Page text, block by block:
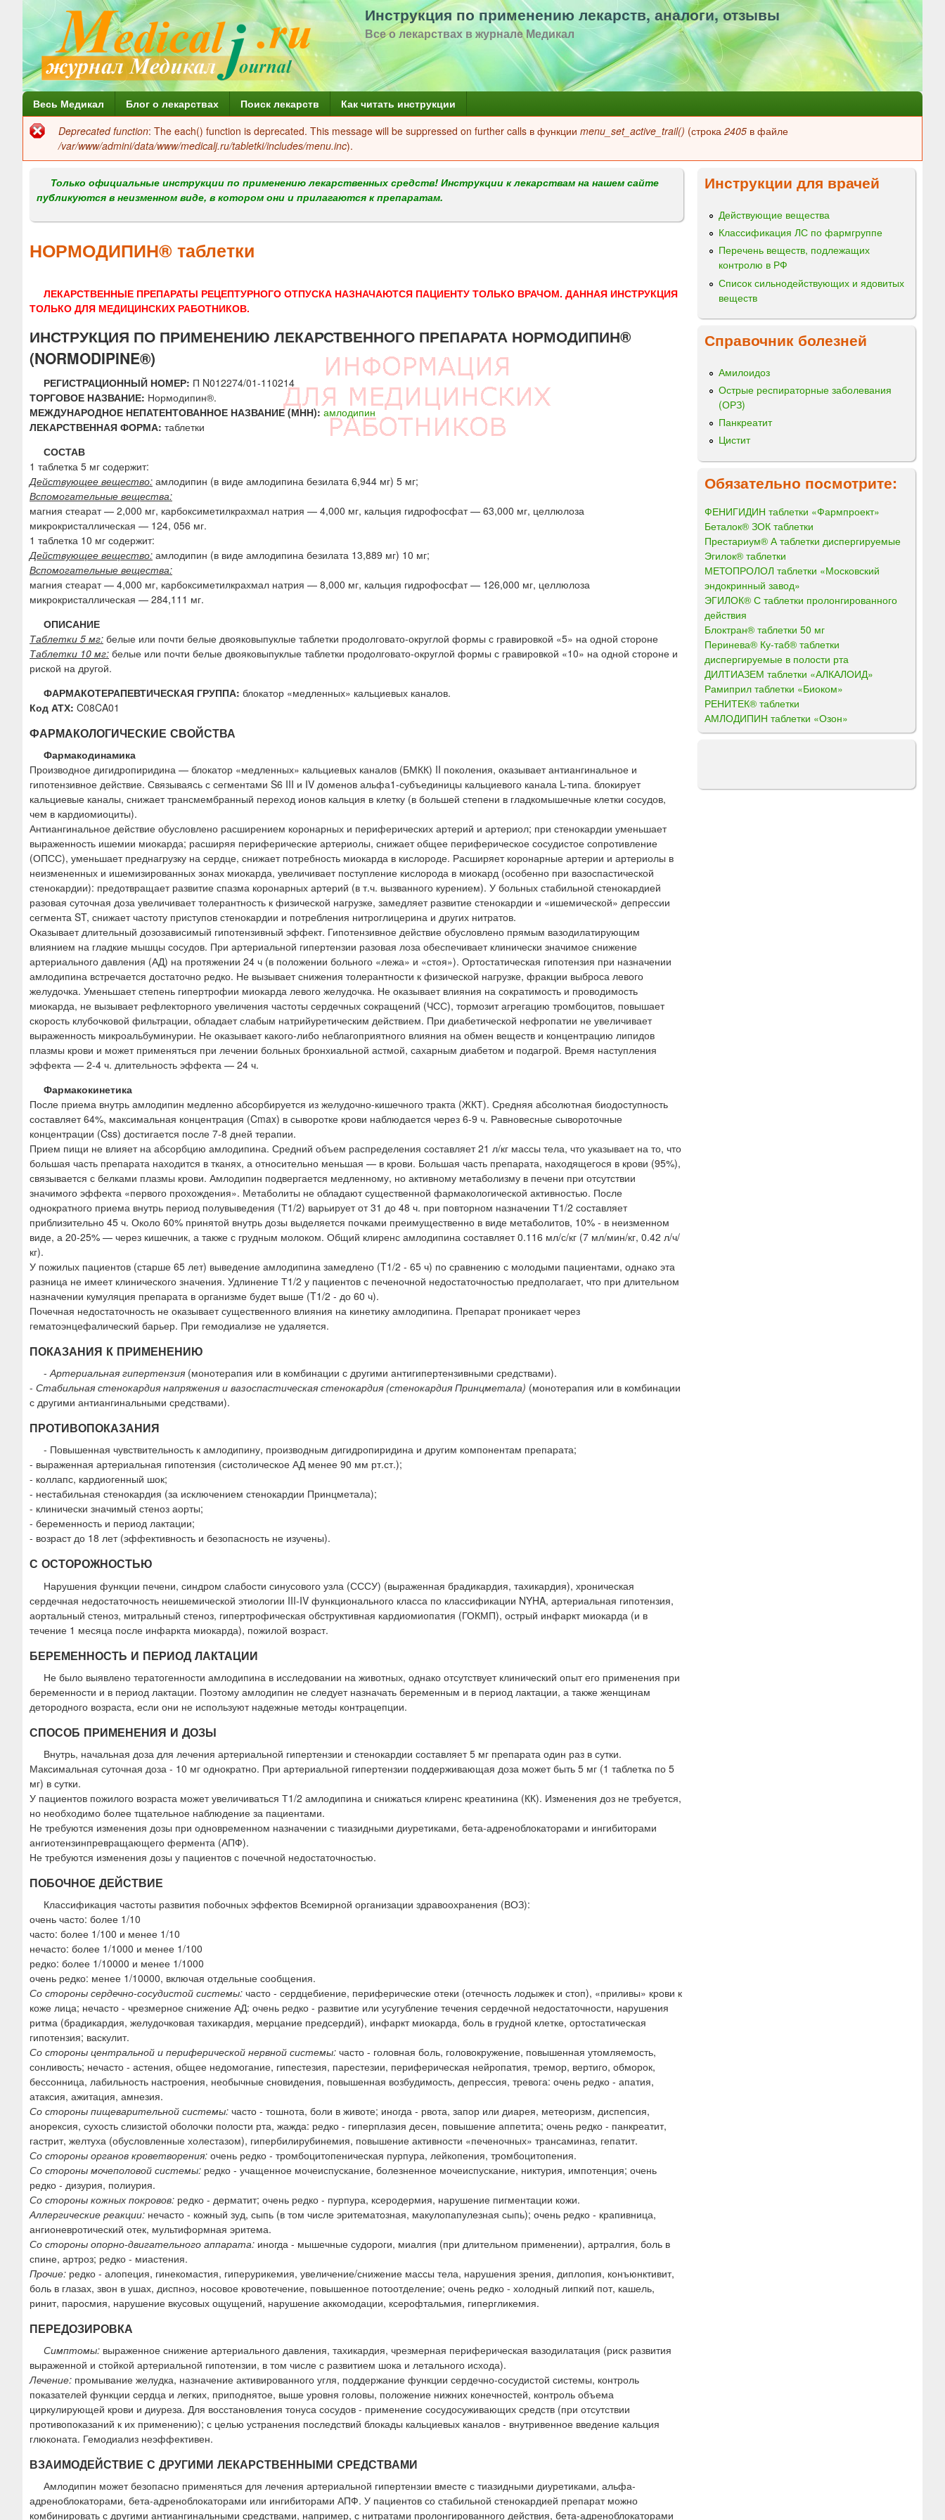
Перейти
к
содержанию
Инструкция по применению лекарств, аналоги, отзывы
Все о лекарствах в журнале Медикал
Г
л
н
м
н
Весь Медикал Блог о лекарствах Поиск лекарств Как читать инструкции
Сообщение
об
ошибке
Deprecated function: The each() function is deprecated. This message will be suppressed on further calls в функции menu_set_active_trail() (строка 2405 в файле
/var/www/admini/data/www/medicalj.ru/tabletki/includes/menu.inc).
Только официальные инструкции по применению лекарственных средств! Инструкции к лекарствам на нашем сайте
публикуются в неизменном виде, в котором они и прилагаются к препаратам.
НОРМОДИПИН® таблетки
ЛЕКАРСТВЕННЫЕ ПРЕПАРАТЫ РЕЦЕПТУРНОГО ОТПУСКА НАЗНАЧАЮТСЯ ПАЦИЕНТУ ТОЛЬКО ВРАЧОМ. ДАННАЯ ИНСТРУКЦИЯ
ТОЛЬКО ДЛЯ МЕДИЦИНСКИХ РАБОТНИКОВ.
ИНСТРУКЦИЯ ПО ПРИМЕНЕНИЮ ЛЕКАРСТВЕННОГО ПРЕПАРАТА НОРМОДИПИН®
(NORMODIPINE®)
РЕГИСТРАЦИОННЫЙ НОМЕР: П N012274/01-110214
ТОРГОВОЕ НАЗВАНИЕ: Нормодипин®.
МЕЖДУНАРОДНОЕ НЕПАТЕНТОВАННОЕ НАЗВАНИЕ (МНН): амлодипин
ЛЕКАРСТВЕННАЯ ФОРМА: таблетки
СОСТАВ
1 таблетка 5 мг содержит:
Действующее вещество: амлодипин (в виде амлодипина безилата 6,944 мг) 5 мг;
Вспомогательные вещества:
магния стеарат — 2,000 мг, карбоксиметилкрахмал натрия — 4,000 мг, кальция гидрофосфат — 63,000 мг, целлюлоза
микрокристаллическая — 124, 056 мг.
1 таблетка 10 мг содержит:
Действующее вещество: амлодипин (в виде амлодипина безилата 13,889 мг) 10 мг;
Вспомогательные вещества:
магния стеарат — 4,000 мг, карбоксиметилкрахмал натрия — 8,000 мг, кальция гидрофосфат — 126,000 мг, целлюлоза
микрокристаллическая — 284,111 мг.
ОПИСАНИЕ
Таблетки 5 мг: белые или почти белые двояковыпуклые таблетки продолговато-округлой формы с гравировкой «5» на одной стороне
Таблетки 10 мг: белые или почти белые двояковыпуклые таблетки продолговато-округлой формы с гравировкой «10» на одной стороне и
риской на другой.
ФАРМАКОТЕРАПЕВТИЧЕСКАЯ ГРУППА: блокатор «медленных» кальциевых каналов.
Код АТХ: C08CA01
ФАРМАКОЛОГИЧЕСКИЕ СВОЙСТВА
Фармакодинамика
Производное дигидропиридина — блокатор «медленных» кальциевых каналов (БМКК) II поколения, оказывает антиангинальное и
гипотензивное действие. Связываясь с сегментами S6 III и IV доменов альфа1-субъединицы кальциевого канала L-типа. блокирует
кальциевые каналы, снижает трансмембранный переход ионов кальция в клетку (в большей степени в гладкомышечные клетки сосудов,
чем в кардиомиоциты).
Антиангинальное действие обусловлено расширением коронарных и периферических артерий и артериол; при стенокардии уменьшает
выраженность ишемии миокарда; расширяя периферические артериолы, снижает общее периферическое сосудистое сопротивление
(ОПСС), уменьшает преднагрузку на сердце, снижает потребность миокарда в кислороде. Расширяет коронарные артерии и артериолы в
неизмененных и ишемизированных зонах миокарда, увеличивает поступление кислорода в миокард (особенно при вазоспастической
стенокардии): предотвращает развитие спазма коронарных артерий (в т.ч. вызванного курением). У больных стабильной стенокардией
разовая суточная доза увеличивает толерантность к физической нагрузке, замедляет развитие стенокардии и «ишемической» депрессии
сегмента ST, снижает частоту приступов стенокардии и потребления нитроглицерина и других нитратов.
Оказывает длительный дозозависимый гипотензивный эффект. Гипотензивное действие обусловлено прямым вазодилатирующим
влиянием на гладкие мышцы сосудов. При артериальной гипертензии разовая лоза обеспечивает клинически значимое снижение
артериального давления (АД) на протяжении 24 ч (в положении больного «лежа» и «стоя»). Ортостатическая гипотензия при назначении
амлодипина встречается достаточно редко. Не вызывает снижения толерантности к физической нагрузке, фракции выброса левого
желудочка. Уменьшает степень гипертрофии миокарда левого желудочка. Не оказывает влияния на сократимость и проводимость
миокарда, не вызывает рефлекторного увеличения частоты сердечных сокращений (ЧСС), тормозит агрегацию тромбоцитов, повышает
скорость клубочковой фильтрации, обладает слабым натрийуретическим действием. При диабетической нефропатии не увеличивает
выраженность микроальбуминурии. Не оказывает какого-либо неблагоприятного влияния на обмен веществ и концентрацию липидов
плазмы крови и может применяться при лечении больных бронхиальной астмой, сахарным диабетом и подагрой. Время наступления
эффекта — 2-4 ч. длительность эффекта — 24 ч.
Фармакокинетика
После приема внутрь амлодипин медленно абсорбируется из желудочно-кишечного тракта (ЖКТ). Средняя абсолютная биодоступность
составляет 64%, максимальная концентрация (Cmax) в сыворотке крови наблюдается через 6-9 ч. Равновесные сывороточные
концентрации (Css) достигается после 7-8 дней терапии.
Прием пищи не влияет на абсорбцию амлодипина. Средний объем распределения составляет 21 л/кг массы тела, что указывает на то, что
большая часть препарата находится в тканях, а относительно меньшая — в крови. Большая часть препарата, находящегося в крови (95%),
связывается с белками плазмы крови. Амлодипин подвергается медленному, но активному метаболизму в печени при отсутствии
значимого эффекта «первого прохождения». Метаболиты не обладают существенной фармакологической активностью. После
однократного приема внутрь период полувыведения (Т1/2) варьирует от 31 до 48 ч. при повторном назначении Т1/2 составляет
приблизительно 45 ч. Около 60% принятой внутрь дозы выделяется почками преимущественно в виде метаболитов, 10% - в неизменном
виде, а 20-25% — через кишечник, а также с грудным молоком. Общий клиренс амлодипина составляет 0.116 мл/с/кг (7 мл/мин/кг, 0.42 л/ч/
кг).
У пожилых пациентов (старше 65 лет) выведение амлодипина замедлено (T1/2 - 65 ч) по сравнению с молодыми пациентами, однако эта
разница не имеет клинического значения. Удлинение Т1/2 у пациентов с печеночной недостаточностью предполагает, что при длительном
назначении кумуляция препарата в организме будет выше (T1/2 - до 60 ч).
Почечная недостаточность не оказывает существенного влияния на кинетику амлодипина. Препарат проникает через
гематоэнцефалический барьер. При гемодиализе не удаляется.
ПОКАЗАНИЯ К ПРИМЕНЕНИЮ
-Артериальная гипертензия (монотерапия или в комбинации с другими антигипертензивными средствами).
- Стабильная стенокардия напряжения и вазоспастическая стенокардия (стенокардия Принцметала) (монотерапия или в комбинации
с другими антиангинальными средствами).
ПРОТИВОПОКАЗАНИЯ
- Повышенная чувствительность к амлодипину, производным дигидропиридина и другим компонентам препарата;
- выраженная артериальная гипотензия (систолическое АД менее 90 мм рт.ст.);
- коллапс, кардиогенный шок;
- нестабильная стенокардия (за исключением стенокардии Принцметала);
- клинически значимый стеноз аорты;
- беременность и период лактации;
- возраст до 18 лет (эффективность и безопасность не изучены).
С ОСТОРОЖНОСТЬЮ
Нарушения функции печени, синдром слабости синусового узла (СССУ) (выраженная брадикардия, тахикардия), хроническая
сердечная недостаточность неишемической этиологии III-IV функционального класса по классификации NYHA, артериальная гипотензия,
аортальный стеноз, митральный стеноз, гипертрофическая обструктивная кардиомиопатия (ГОКМП), острый инфаркт миокарда (и в
течение 1 месяца после инфаркта миокарда), пожилой возраст.
БЕРЕМЕННОСТЬ И ПЕРИОД ЛАКТАЦИИ
Не было выявлено тератогенности амлодипина в исследовании на животных, однако отсутствует клинический опыт его применения при
беременности и в период лактации. Поэтому амлодипин не следует назначать беременным и в период лактации, а также женщинам
детородного возраста, если они не используют надежные методы контрацепции.
СПОСОБ ПРИМЕНЕНИЯ И ДОЗЫ
Внутрь, начальная доза для лечения артериальной гипертензии и стенокардии составляет 5 мг препарата один раз в сутки.
Максимальная суточная доза - 10 мг однократно. При артериальной гипертензии поддерживающая доза может быть 5 мг (1 таблетка по 5
мг) в сутки.
У пациентов пожилого возраста может увеличиваться Т1/2 амлодипина и снижаться клиренс креатинина (КК). Изменения доз не требуется,
но необходимо более тщательное наблюдение за пациентами.
Не требуются изменения дозы при одновременном назначении с тиазидными диуретиками, бета-адреноблокаторами и ингибиторами
ангиотензинпревращающего фермента (АПФ).
Не требуются изменения дозы у пациентов с почечной недостаточностью.
ПОБОЧНОЕ ДЕЙСТВИЕ
Классификация частоты развития побочных эффектов Всемирной организации здравоохранения (ВОЗ):
очень часто: более 1/10
часто: более 1/100 и менее 1/10
нечасто: более 1/1000 и менее 1/100
редко: более 1/10000 и менее 1/1000
очень редко: менее 1/10000, включая отдельные сообщения.
Со стороны сердечно-сосудистой системы: часто - сердцебиение, периферические отеки (отечность лодыжек и стоп), «приливы» крови к
коже лица; нечасто - чрезмерное снижение АД: очень редко - развитие или усугубление течения сердечной недостаточности, нарушения
ритма (брадикардия, желудочковая тахикардия, мерцание предсердий), инфаркт миокарда, боль в грудной клетке, ортостатическая
гипотензия; васкулит.
Со стороны центральной и периферической нервной системы: часто - головная боль, головокружение, повышенная утомляемость,
сонливость; нечасто - астения, общее недомогание, гипестезия, парестезии, периферическая нейропатия, тремор, вертиго, обморок,
бессонница, лабильность настроения, необычные сновидения, повышенная возбудимость, депрессия, тревога: очень редко - апатия,
атаксия, ажитация, амнезия.
Со стороны пищеварительной системы: часто - тошнота, боли в животе; иногда - рвота, запор или диарея, метеоризм, диспепсия,
анорексия, сухость слизистой оболочки полости рта, жажда: редко - гиперплазия десен, повышение аппетита; очень редко - панкреатит,
гастрит, желтуха (обусловленные холестазом), гипербилирубинемия, повышение активности «печеночных» трансаминаз, гепатит.
Со стороны органов кроветворения: очень редко - тромбоцитопеническая пурпура, лейкопения, тромбоцитопения.
Со стороны мочеполовой системы: редко - учащенное мочеиспускание, болезненное мочеиспускание, никтурия, импотенция; очень
редко - дизурия, полиурия.
Со стороны кожных покровов: редко - дерматит; очень редко - пурпура, ксеродермия, нарушение пигментации кожи.
Аллергические реакции: нечасто - кожный зуд, сыпь (в том числе эритематозная, макулопапулезная сыпь); очень редко - крапивница,
ангионевротический отек, мультиформная эритема.
Со стороны опорно-двигательного аппарата: иногда - мышечные судороги, миалгия (при длительном применении), артралгия, боль в
спине, артроз; редко - миастения.
Прочие: редко - алопеция, гинекомастия, гиперурикемия, увеличение/снижение массы тела, нарушения зрения, диплопия, конъюнктивит,
боль в глазах, звон в ушах, диспноэ, носовое кровотечение, повышенное потоотделение; очень редко - холодный липкий пот, кашель,
ринит, паросмия, нарушение вкусовых ощущений, нарушение аккомодации, ксерофтальмия, гипергликемия.
ПЕРЕДОЗИРОВКА
Симптомы: выраженное снижение артериального давления, тахикардия, чрезмерная периферическая вазодилатация (риск развития
выраженной и стойкой артериальной гипотензии, в том числе с развитием шока и летального исхода).
Лечение: промывание желудка, назначение активированного угля, поддержание функции сердечно-сосудистой системы, контроль
показателей функции сердца и легких, приподнятое, выше уровня головы, положение нижних конечностей, контроль объема
циркулирующей крови и диуреза. Для восстановления тонуса сосудов - применение сосудосуживающих средств (при отсутствии
противопоказаний к их применению); с целью устранения последствий блокады кальциевых каналов - внутривенное введение кальция
глюконата. Гемодиализ неэффективен.
ВЗАИМОДЕЙСТВИЕ С ДРУГИМИ ЛЕКАРСТВЕННЫМИ СРЕДСТВАМИ
Амлодипин может безопасно применяться для лечения артериальной гипертензии вместе с тиазидными диуретиками, альфа-
адреноблокаторами, бета-адреноблокаторами или ингибиторами АПФ. У пациентов со стабильной стенокардией препарат можно
комбинировать с другими антиангинальными средствами, например, с нитратами пролонгированного действия, бета-адреноблокаторами
Инструкции для врачей
Действующие вещества
Классификация ЛС по фармгруппе
Перечень веществ, подлежащих
контролю в РФ
Список сильнодействующих и ядовитых
веществ
Справочник болезней
Амилоидоз
Острые респираторные заболевания
(ОРЗ)
Панкреатит
Цистит
Обязательно посмотрите:
ФЕНИГИДИН таблетки «Фармпроект»
Беталок® ЗОК таблетки
Престариум® А таблетки диспергируемые
Эгилок® таблетки
МЕТОПРОЛОЛ таблетки «Московский
эндокринный завод»
ЭГИЛОК® С таблетки пролонгированного
действия
Блоктран® таблетки 50 мг
Перинева® Ку-таб® таблетки
диспергируемые в полости рта
ДИЛТИАЗЕМ таблетки «АЛКАЛОИД»
Рамиприл таблетки «Биоком»
РЕНИТЕК® таблетки
АМЛОДИПИН таблетки «Озон»